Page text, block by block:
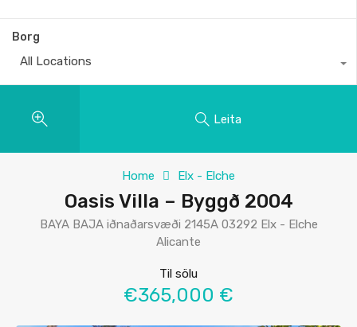
Borg
All Locations
Leita
Home Elx - Elche
Oasis Villa – Byggð 2004
BAYA BAJA iðnaðarsvæði 2145A 03292 Elx - Elche
Alicante
Til sölu
€365,000 €